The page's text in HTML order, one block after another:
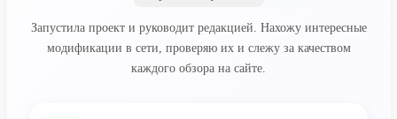
Запустила проект и руководит редакцией. Нахожу интересные
модификации в сети, проверяю их и слежу за качеством
каждого обзора на сайте.